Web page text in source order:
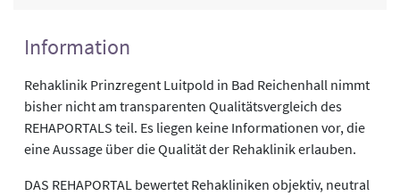
Information
Rehaklinik Prinzregent Luitpold in Bad Reichenhall nimmt
bisher nicht am transparenten Qualitätsvergleich des
REHAPORTALS teil. Es liegen keine Informationen vor, die
eine Aussage über die Qualität der Rehaklinik erlauben.
DAS REHAPORTAL bewertet Rehakliniken objektiv, neutral